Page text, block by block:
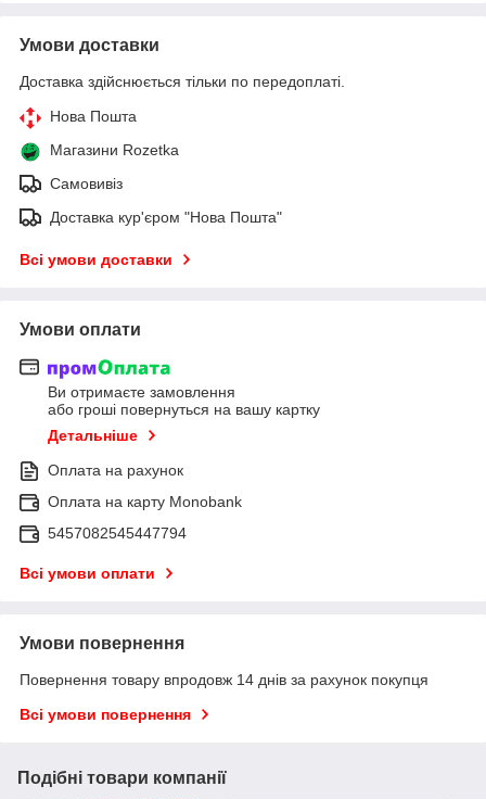
Умови доставки
Доставка здійснюється тільки по передоплаті.
Нова Пошта
Магазини Rozetka
Самовивіз
Доставка кур'єром "Нова Пошта"
Всі умови доставки
Умови оплати
Ви отримаєте замовлення
або гроші повернуться на вашу картку
Детальніше
Оплата на рахунок
Оплата на карту Monobank
5457082545447794
Всі умови оплати
Умови повернення
Повернення товару впродовж 14 днів за рахунок покупця
Всі умови повернення
Подібні товари компанії